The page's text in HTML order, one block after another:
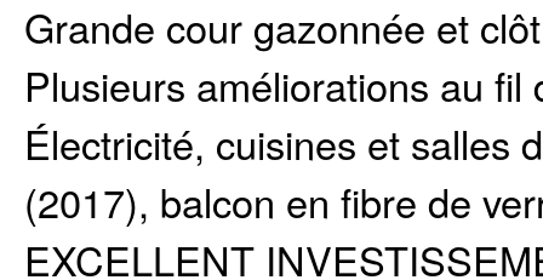
Grande cour gazonnée et
Plusieurs améliorations au fil
Électricité, cuisines et salles
(2017), balcon en fibre de
EXCELLENT